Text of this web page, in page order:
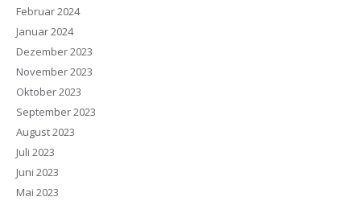
Februar 2024
Januar 2024
Dezember 2023
November 2023
Oktober 2023
September 2023
August 2023
Juli 2023
Juni 2023
Mai 2023